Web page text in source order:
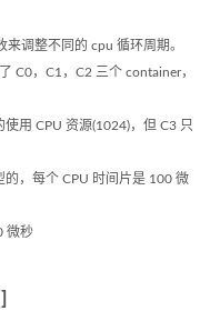
调整不同的 cpu 循环周期。
C0，C1，C2 三个 container，
用 CPU 资源(1024)，但 C3 只
，每个 CPU 时间片是 100 微
微秒